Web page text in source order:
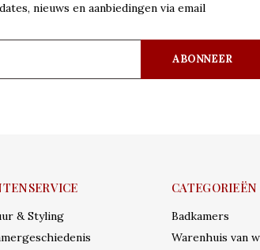
nieuws en aanbiedingen via email
ABONNEER
& Styling
CATEGORIEËN
Badkamers
Warenhuis van